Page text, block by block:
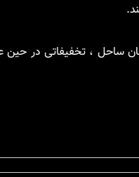
ساحل ، تخفیفاتی در حین